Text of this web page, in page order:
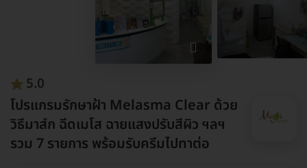
5.0
โปรแกรมรักษาฝ้า Melasma Clear ด้วย
วิธีมาส์ก ฉีดเมโส ฉายแสงปรับสีผิว ฯลฯ
รวม 7 รายการ พร้อมรับครีมไปทาต่อ